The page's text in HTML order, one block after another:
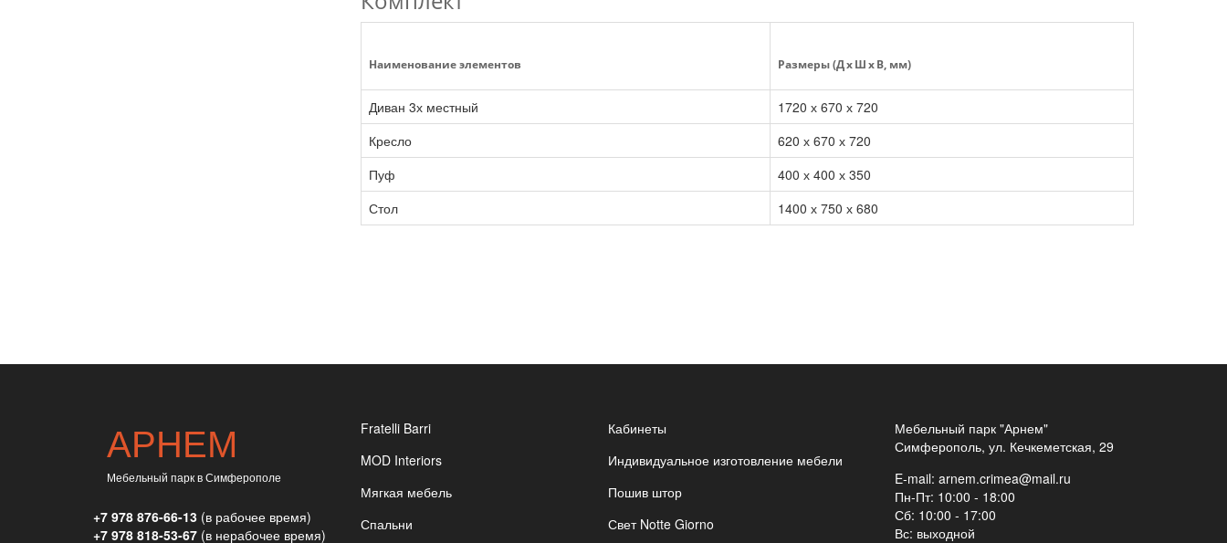
Наименование элементов Размеры (Д x Ш x В, мм)
Диван 3х местный
1720 х 670 х 720
Кресло
620 х 670 х 720
Пуф
400 х 400 х 350
Стол
1400 х 750 х 680
АРНЕМ
Мебельный парк в Симферополе
+7 978 876-66-13 (в рабочее время)
+7 978 818-53-67 (в нерабочее время)
Fratelli Barri
MOD Interiors
Мягкая мебель
Спальни
Кабинеты
Индивидуальное изготовление мебели
Пошив штор
Свет Notte Giorno
Мебельный парк "Арнем"
Симферополь, ул. Кечкеметская, 29
E-mail: arnem.crimea@mail.ru
Пн-Пт: 10:00 - 18:00
Сб: 10:00 - 17:00
Вс: выходной